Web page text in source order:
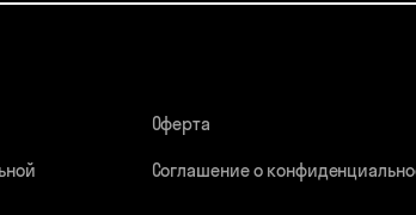
Оферта
Соглашение о